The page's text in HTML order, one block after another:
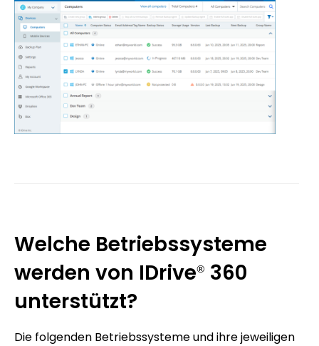
Welche Betriebssysteme
werden von IDrive® 360
unterstützt?
Die folgenden Betriebssysteme und ihre jeweiligen